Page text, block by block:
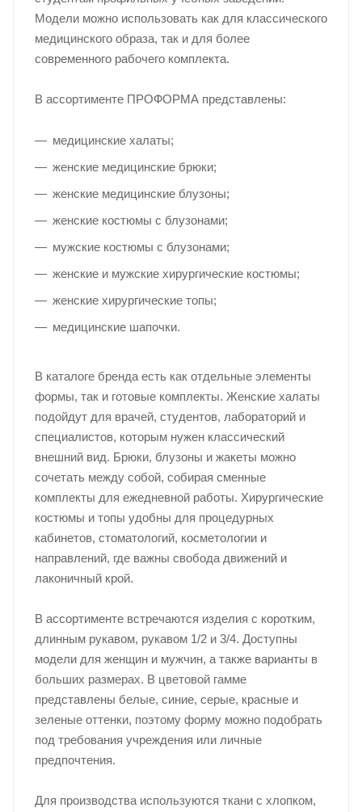
Модели можно использовать как для классического
медицинского образа, так и для более
современного рабочего комплекта.
В ассортименте ПРОФОРМА представлены:
медицинские халаты;
женские медицинские брюки;
женские медицинские блузоны;
женские костюмы с блузонами;
мужские костюмы с блузонами;
женские и мужские хирургические костюмы;
женские хирургические топы;
медицинские шапочки.
В каталоге бренда есть как отдельные элементы
формы, так и готовые комплекты. Женские халаты
подойдут для врачей, студентов, лабораторий и
специалистов, которым нужен классический
внешний вид. Брюки, блузоны и жакеты можно
сочетать между собой, собирая сменные
комплекты для ежедневной работы. Хирургические
костюмы и топы удобны для процедурных
кабинетов, стоматологий, косметологии и
направлений, где важны свобода движений и
лаконичный крой.
В ассортименте встречаются изделия с коротким,
длинным рукавом, рукавом 1/2 и 3/4. Доступны
модели для женщин и мужчин, а также варианты в
больших размерах. В цветовой гамме
представлены белые, синие, серые, красные и
зеленые оттенки, поэтому форму можно подобрать
под требования учреждения или личные
предпочтения.
Для производства используются ткани с хлопком,